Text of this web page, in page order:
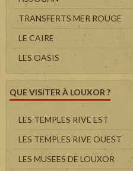
TRANSFERTS MER ROUGE
LE CAIRE
LES OASIS
QUE VISITER À LOUXOR ?
LES TEMPLES RIVE EST
LES TEMPLES RIVE OUEST
LES MUSEES DE LOUXOR